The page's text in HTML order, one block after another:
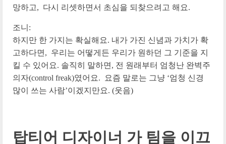
망하고, 다시 리셋하면서 초심을 되찾으려고 해요.
조니:
하지만 한 가지는 확실해요. 내가 가진 신념과 가치가 확
고하다면, 우리는 어떻게든 우리가 원하던 그 기준을 지
킬 수 있어요. 솔직히 말하면, 전 원래부터 엄청난 완벽주
의자(control freak)였어요. 요즘 말로는 그냥 ‘엄청 신경
많이 쓰는 사람’이겠지만요. (웃음)
탑티어 디자이너 가 팀을 이끄